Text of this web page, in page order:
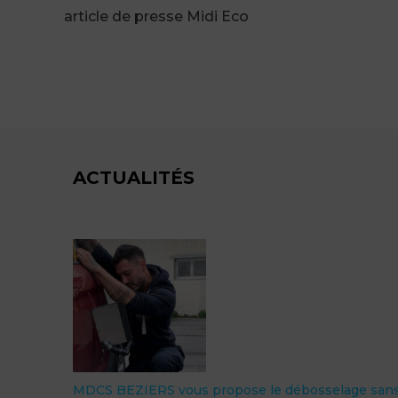
article de presse Midi Eco
ACTUALITÉS
MDCS BEZIERS vous propose le débosselage sans